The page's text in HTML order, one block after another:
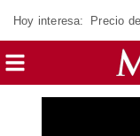
Hoy interesa: Precio